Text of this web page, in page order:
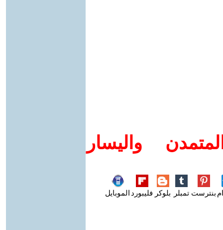
واليسار
بنترست تمبلر بلوكر فليبورد الموبايل